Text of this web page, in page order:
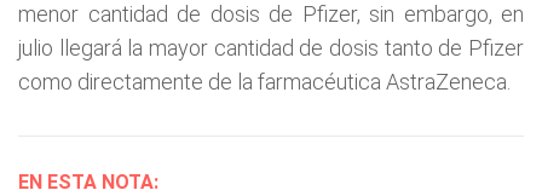
menor cantidad de dosis de Pfizer, sin embargo, en
julio llegará la mayor cantidad de dosis tanto de Pfizer
como directamente de la farmacéutica AstraZeneca.
EN ESTA NOTA: